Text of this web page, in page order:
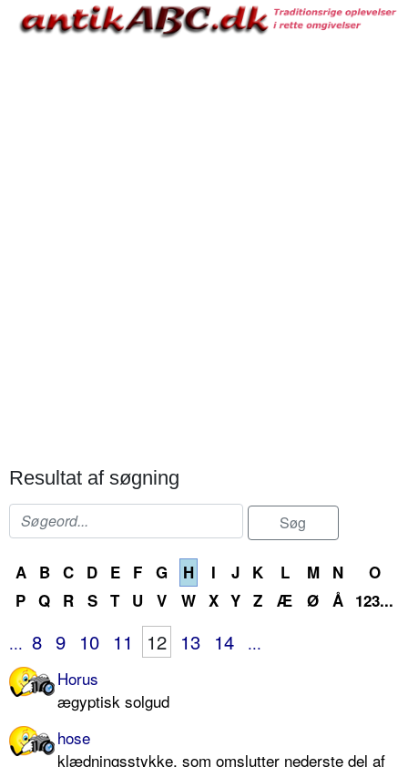
Resultat af søgning
A B C D E F G H I J K L M N
O
P Q R S T U V W X Y Z Æ Ø Å 123...
... 8 9 10 11 12 13 14
...
Horus
ægyptisk solgud
hose
klædningsstykke, som omslutter nederste del af